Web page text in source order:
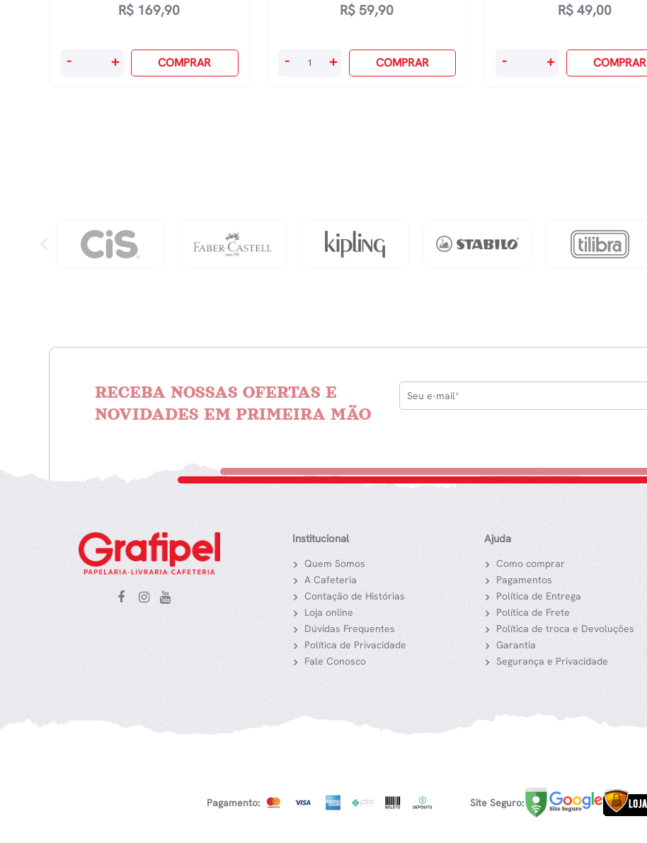
R$ 169,90
Abelhas
- + COMPRAR
R$ 59,90
Companheiros
- + COMPRAR
R$49,00
Contos
- + COMPRAR
RECEBA NOSSAS OFERTAS E
NOVIDADES EM PRIMEIRA MÃO
Institucional
Quem Somos
A Cafeteria
Contação de Histórias
Loja online
Dúvidas Frequentes
Política de Privacidade
Fale Conosco
Ajuda
Como comprar
Pagamentos
Política de Entrega
Política de Frete
Política de troca e Devoluções
Garantia
Segurança e Privacidade
Pagamento: Site Seguro: